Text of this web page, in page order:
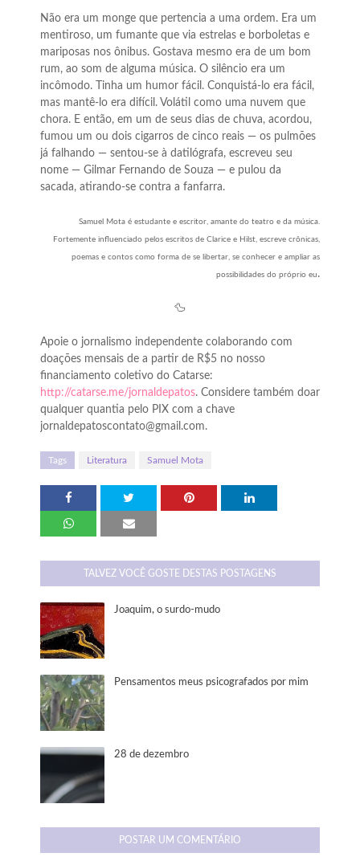
Não era um monge que pertencia a uma ordem. Era um
mentiroso, um fumante que via estrelas e borboletas e
mariposas nos ônibus. Gostava mesmo era de um bom
rum, ao som de alguma música. O silêncio era um
incômodo. Tinha um humor fácil. Conquistá-lo era fácil,
mas mantê-lo era difícil. Volátil como uma nuvem que
chora. E então, em um de seus dias de chuva, acordou,
fumou um ou dois cigarros de cinco reais — os pulmões
já falhando — sentou-se à datilógrafa, escreveu seu
nome — Gilmar Fernando de Souza — e pulou da
sacada, atirando-se contra a fanfarra.
Samuel Mota é estudante e escritor, amante do teatro e da música.
Fortemente influenciado pelos escritos de Clarice e Hilst, escreve crônicas,
poemas e contos como forma de se libertar, se conhecer e ampliar as
possibilidades do próprio eu .
🦆
Apoie o jornalismo independente colaborando com
doações mensais de a partir de R$5 no nosso
financiamento coletivo do Catarse:
http://catarse.me/jornaldepatos. Considere também doar
qualquer quantia pelo PIX com a chave
jornaldepatoscontato@gmail.com.
Tags Literatura Samuel Mota
TALVEZ VOCÊ GOSTE DESTAS POSTAGENS
Joaquim, o surdo-mudo
Pensamentos meus psicografados por mim
28 de dezembro
POSTAR UM COMENTÁRIO